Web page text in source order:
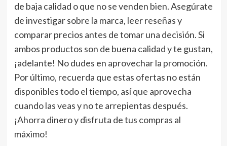
de baja calidad o que no se venden bien. Asegúrate
de investigar sobre la marca, leer reseñas y
comparar precios antes de tomar una decisión. Si
ambos productos son de buena calidad y te gustan,
¡adelante! No dudes en aprovechar la promoción.
Por último, recuerda que estas ofertas no están
disponibles todo el tiempo, así que aprovecha
cuando las veas y no te arrepientas después.
¡Ahorra dinero y disfruta de tus compras al
máximo!